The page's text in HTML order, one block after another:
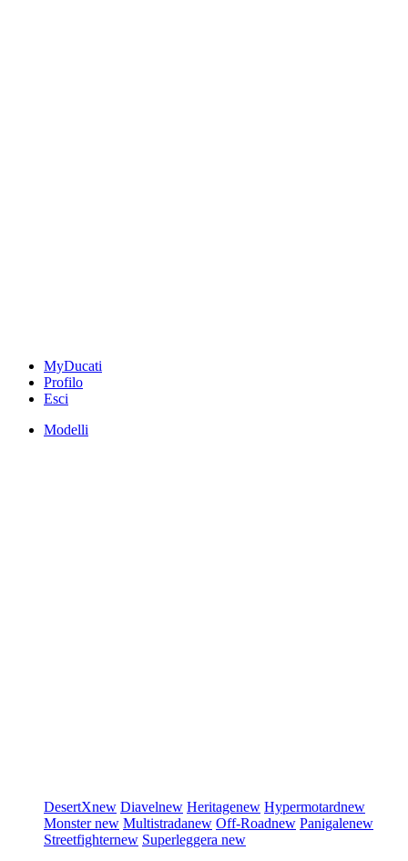
MyDucati
Profilo
Esci
Modelli
DesertXnew Diavelnew Heritagenew Hypermotardnew
Monsternew Multistradanew Off-Roadnew Panigalenew
Streetfighternew Superleggera new